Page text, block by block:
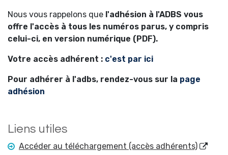
Nous vous rappelons que l'adhésion à l'ADBS vous
offre l'accès à tous les numéros parus, y compris
celui-ci, en version numérique (PDF).
Votre accès adhérent : c'est par ici
Pour adhérer à l'adbs, rendez-vous sur la page
adhésion
Liens utiles
Accéder au téléchargement (accès adhérents)